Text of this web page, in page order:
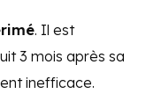
. Il est
3 mois après sa
inefficace.